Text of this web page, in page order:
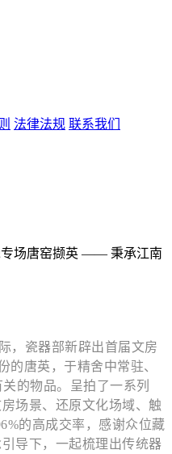
法律法规 联系我们
专场唐窑撷英 —— 秉承江南
，瓷器部新辟出首届文房
唐英，于精舍中常驻、
的物品。呈拍了一系列
场景、还原文化场域、触
的高成交率，感谢众位藏
导下，一起梳理出传统器